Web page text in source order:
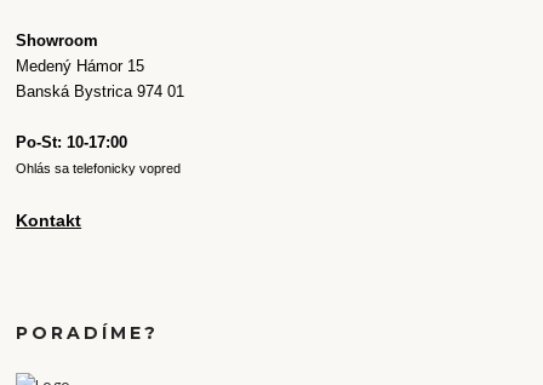
Showroom
Medený Hámor 15
Banská Bystrica 974 01
Po-St: 10-17:00
Ohlás sa telefonicky vopred
Kontakt
PORADÍME?